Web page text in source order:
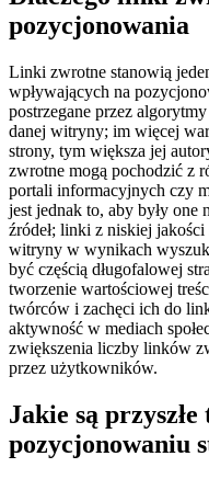
pozycjonowania
Linki zwrotne stanowią
wpływających na
postrzegane przez
danej witryny; im więcej
strony, tym większa jej
zwrotne mogą pochodzić z
portali informacyjnych czy
jest jednak to, aby były one
źródeł; linki z niskiej
witryny w wynikach
być częścią długofalowej
tworzenie wartościowej
twórców i zachęci ich do
aktywność w mediach
zwiększenia liczby linków
przez użytkowników.
Jakie są
pozycjonowaniu